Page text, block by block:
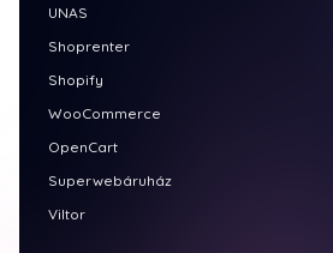
UNAS
Shoprenter
Shopify
WooCommerce
OpenCart
Superwebáruház
Viltor